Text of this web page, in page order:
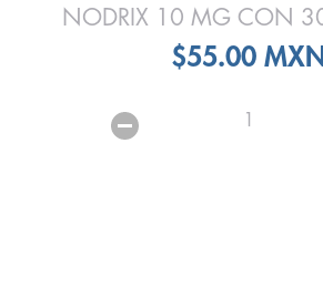
NODRIX 10 MG CON 30
$55.00 MXN
1